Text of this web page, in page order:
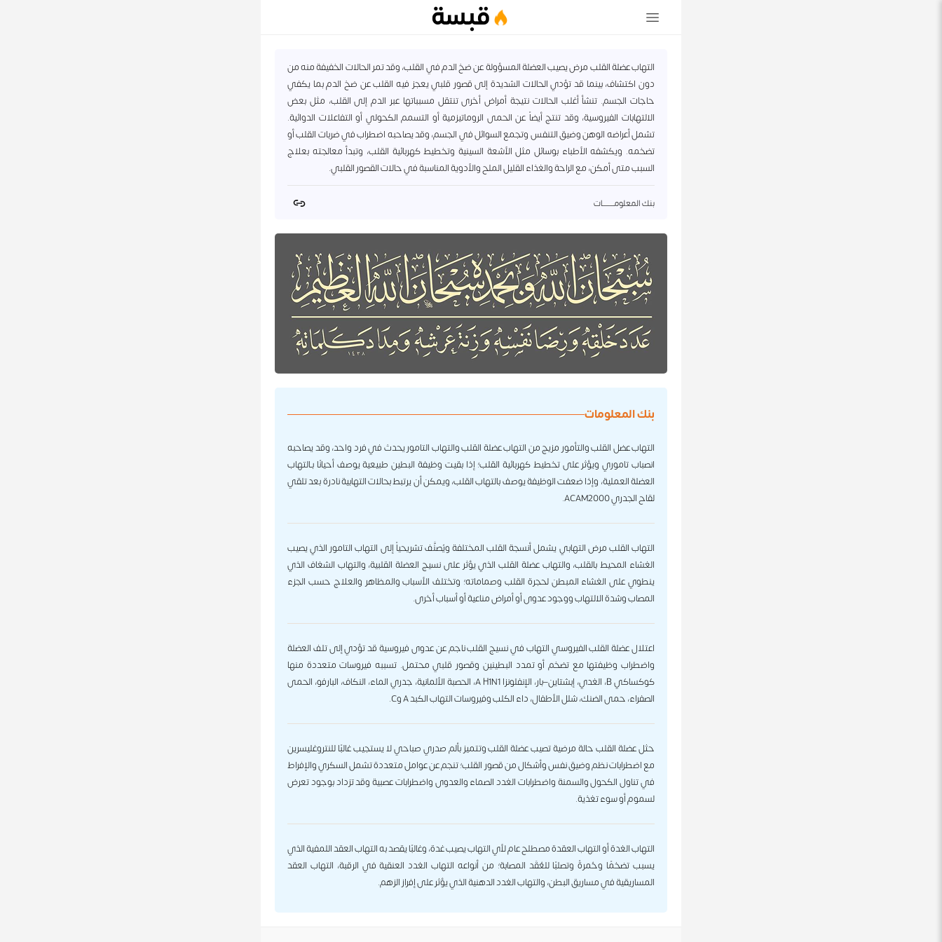
قبسة
التهاب عضلة القلب مرض يصيب العضلة المسؤولة عن ضخ الدم في القلب، وقد تمر الحالات الخفيفة منه من
دون اكتشاف، بينما قد تؤدي الحالات الشديدة إلى قصور قلبي يعجز فيه القلب عن ضخ الدم بما يكفي
حاجات الجسم. تنشأ أغلب الحالات نتيجة أمراض أخرى تنتقل مسبباتها عبر الدم إلى القلب، مثل بعض
الالتهابات الفيروسية، وقد تنتج أيضاً عن الحمى الروماتيزمية أو التسمم الكحولي أو التفاعلات الدوائية.
تشمل أعراضه الوهن وضيق التنفس وتجمع السوائل في الجسم، وقد يصاحبه اضطراب في ضربات القلب أو
تضخمه. ويكشفه الأطباء بوسائل مثل الأشعة السينية وتخطيط كهربائية القلب، وتبدأ معالجته بعلاج
السبب متى أمكن، مع الراحة والغذاء القليل الملح والأدوية المناسبة في حالات القصور القلبي.
بنك المعلومــــــــات
بنك المعلومات
التهاب عضل القلب والتأمور مزيج من التهاب عضلة القلب والتهاب التامور يحدث في فرد واحد، وقد يصاحبه
انصباب تاموري ويؤثر على تخطيط كهربائية القلب؛ إذا بقيت وظيفة البطين طبيعية يوصف أحيانًا بـالتهاب
العضلة العملية، وإذا ضعفت الوظيفة يوصف بالتهاب القلب، ويمكن أن يرتبط بحالات التهابية نادرة بعد تلقي
لقاح الجدري ACAM2000.
التهاب القلب مرض التهابي يشمل أنسجة القلب المختلفة ويُصنَّف تشريحياً إلى التهاب التامور الذي يصيب
الغشاء المحيط بالقلب، والتهاب عضلة القلب الذي يؤثر على نسيج العضلة القلبية، والتهاب الشغاف الذي
ينطوي على الغشاء المبطن لحجرة القلب وصماماته؛ وتختلف الأسباب والمظاهر والعلاج حسب الجزء
المصاب وشدة الالتهاب ووجود عدوى أو أمراض مناعية أو أسباب أخرى.
اعتلال عضلة القلب الفيروسي التهاب في نسيج القلب ناجم عن عدوى فيروسية قد تؤدي إلى تلف العضلة
واضطراب وظيفتها مع تضخم أو تمدد البطينين وقصور قلبي محتمل. تسببه فيروسات متعددة منها
كوكساكي B، الغدي، إبشتاين–بار، الإنفلونزا A H1N1، الحصبة الألمانية، جدري الماء، النكاف، البارفو، الحمى
الصفراء، حمى الضنك، شلل الأطفال، داء الكلب وفيروسات التهاب الكبد A وC.
حثل عضلة القلب حالة مرضية تصيب عضلة القلب وتتميز بألم صدري صباحي لا يستجيب غالبًا للنتروغليسرين
مع اضطرابات نظم وضيق نفس وأشكال من قصور القلب؛ تنجم عن عوامل متعددة تشمل السكري والإفراط
في تناول الكحول والسمنة واضطرابات الغدد الصماء والعدوى واضطرابات عصبية وقد تزداد بوجود تعرض
لسموم أو سوء تغذية.
التهاب الغدة أو التهاب العقدة مصطلح عام لأي التهاب يصيب غدة، وغالبًا يقصد به التهاب العقد اللمفية الذي
يسبب تضخمًا وحُمرةً وتصلبًا للعُقَد المصابة؛ من أنواعه التهاب الغدد العنقية في الرقبة، التهاب العقد
المساريقية في مساريق البطن، والتهاب الغدد الدهنية الذي يؤثر على إفراز الزهم.